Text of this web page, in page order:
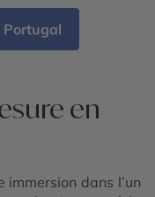
Portugal
en
dans l’un